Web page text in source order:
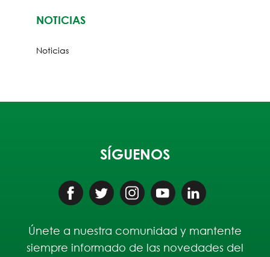
NOTICIAS
Noticias
SÍGUENOS
Únete a nuestra comunidad y mantente
siempre informado de las novedades del